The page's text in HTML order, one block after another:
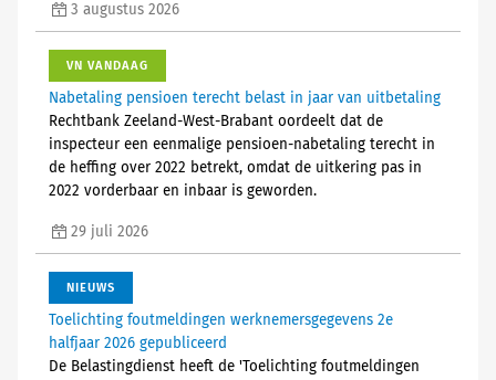
3 augustus 2026
VN VANDAAG
Nabetaling pensioen terecht belast in jaar van uitbetaling
Rechtbank Zeeland-West-Brabant oordeelt dat de
inspecteur een eenmalige pensioen-nabetaling terecht in
de heffing over 2022 betrekt, omdat de uitkering pas in
2022 vorderbaar en inbaar is geworden.
29 juli 2026
NIEUWS
Toelichting foutmeldingen werknemersgegevens 2e
halfjaar 2026 gepubliceerd
De Belastingdienst heeft de 'Toelichting foutmeldingen